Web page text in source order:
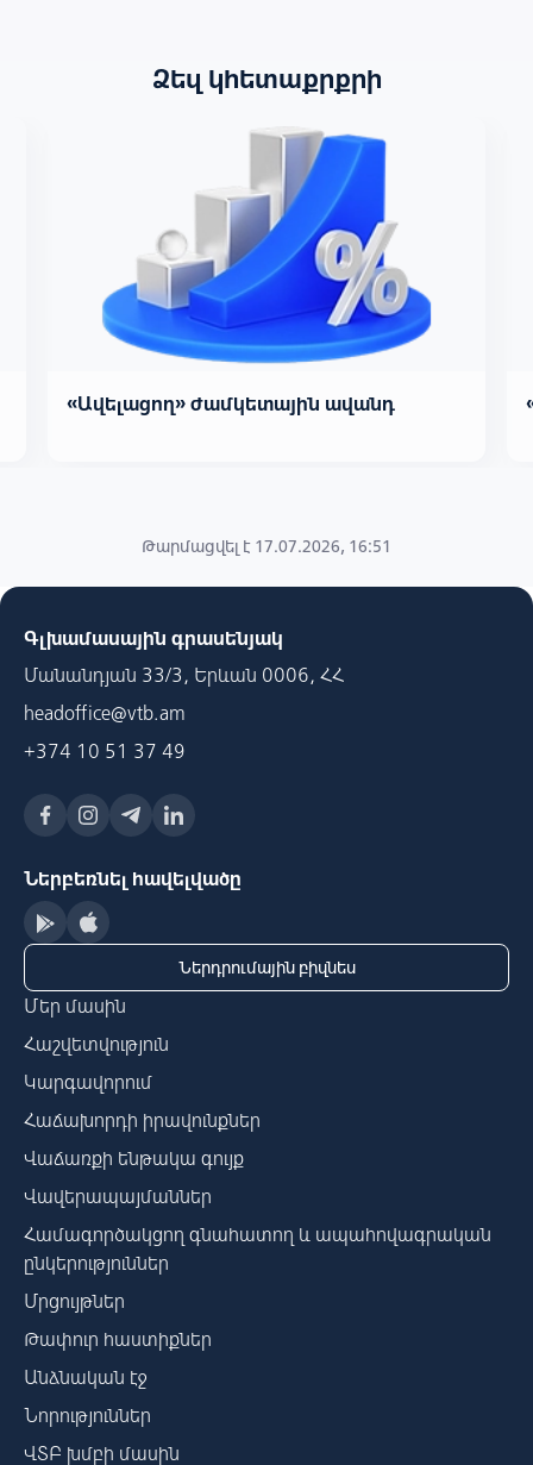
Ձեզ կհետաքրքրի
«Ավելացող»‎ ժամկետային ավանդ
Թարմացվել է 17.07.2026, 16:51
Գլխամասային գրասենյակ
Մանանդյան 33/3, Երևան 0006, ՀՀ
headoffice@vtb.am
+374 10 51 37 49
Ներբեռնել հավելվածը
Ներդրումային բիզնես
Մեր մասին
Հաշվետվություն
Կարգավորում
Հաճախորդի իրավունքներ
Վաճառքի ենթակա գույք
Վավերապայմաններ
Համագործակցող գնահատող և ապահովագրական
ընկերություններ
Մրցույթներ
Թափուր հաստիքներ
Անձնական էջ
Նորություններ
ՎՏԲ խմբի մասին